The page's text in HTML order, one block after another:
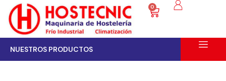
0
NUESTROS PRODUCTOS